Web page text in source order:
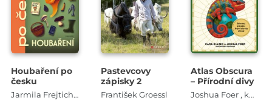
Houbaření po
česku
Jarmila Frejtichová , Alena Breuerová
Pastevcovy
zápisky 2
František Groessl
Atlas Obscura
– Přírodní divy
Joshua Foer , kolektiv